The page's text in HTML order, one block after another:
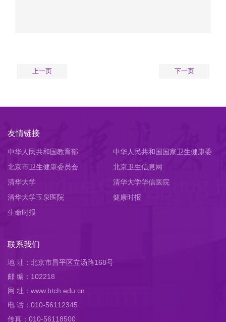
上一页 下一页
友情链接
中华人民共和国教育部
中华人民共和国国家卫生健康委
员会
北京市卫生健康委员会
北京卫生信息网
清华大学
清华大学华信医院
清华大学玉泉医院
健康时报
生命时报
联系我们
地 址：北京市昌平区立汤路168号
邮 编：102218
网 址：www.btch.edu.cn
电 话：010-56112345
传真：010-56118500